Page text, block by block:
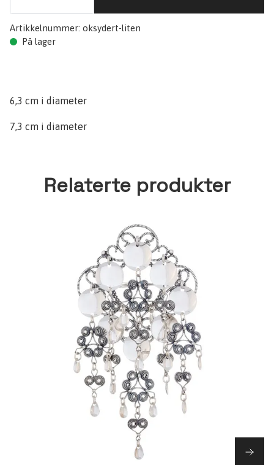
Artikkelnummer: oksydert-liten
På lager
6,3 cm i diameter
7,3 cm i diameter
Relaterte produkter